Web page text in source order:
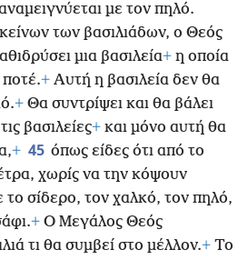
με τον πηλό.
των βασιλιάδων, ο Θεός
μια βασιλεία+ η οποία
+ Αυτή η βασιλεία δεν θα
+ Θα συντρίψει και θα βάλει
βασιλείες+ και μόνο αυτή θα
+ 45 όπως είδες ότι από το
χωρίς να την κόψουν
το σίδερο, τον χαλκό, τον πηλό,
+ Ο Μεγάλος Θεός
τι θα συμβεί στο μέλλον.+ Το